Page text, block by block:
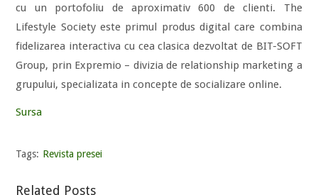
cu un portofoliu de aproximativ 600 de clienti. The
Lifestyle Society este primul produs digital care combina
fidelizarea interactiva cu cea clasica dezvoltat de BIT-SOFT
Group, prin Expremio – divizia de relationship marketing a
grupului, specializata in concepte de socializare online.
Sursa
Tags: Revista presei
Related Posts